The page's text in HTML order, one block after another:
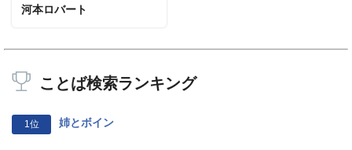
河本ロバート
ことば検索ランキング
1位 姉とボイン